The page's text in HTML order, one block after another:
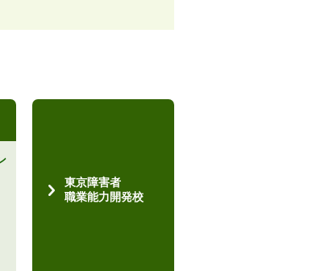
東京障害者
職業能力開発校